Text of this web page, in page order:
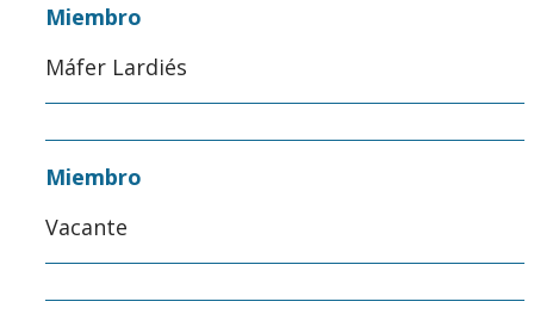
Miembro
Máfer Lardiés
Miembro
Vacante